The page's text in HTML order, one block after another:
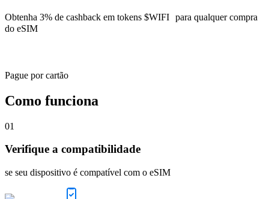
Obtenha 3% de cashback em tokens $WIFI para qualquer compra
do eSIM
Pague por cartão
Como funciona
01
Verifique a compatibilidade
se seu dispositivo é compatível com o eSIM